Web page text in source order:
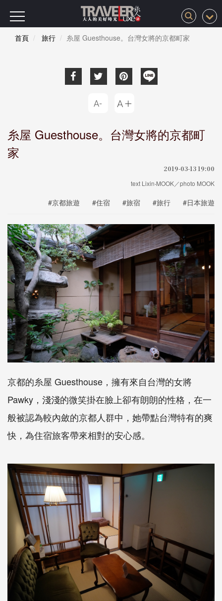
首頁 旅行 糸屋 Guesthouse。台灣女將的京都町家
糸屋 Guesthouse。台灣女將的京都町
家
2019-03-13 19:00
text Lixin‧MOOK／photo MOOK
#京都旅遊 #住宿 #旅宿 #旅行 #日本旅遊
京都的糸屋 Guesthouse，擁有來自台灣的女將
Pawky，淺淺的微笑掛在臉上卻有朗朗的性格，在一
般被認為較內斂的京都人群中，她帶點台灣特有的爽
快，為住宿旅客帶來相對的安心感。